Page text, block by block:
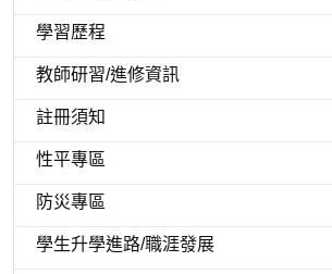
學習歷程
教師研習/進修資訊
註冊須知
性平專區
防災專區
學生升學進路/職涯發展